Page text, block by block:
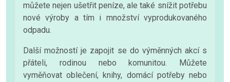
můžete nejen ušetřit peníze, ale také snížit potřebu
nové výroby a tím i množství vyprodukovaného
odpadu.
Další možností je zapojit se do výměnných akcí s
přáteli, rodinou nebo komunitou. Můžete
vyměňovat oblečení, knihy, domácí potřeby nebo